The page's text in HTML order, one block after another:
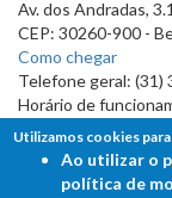
Av. dos Andradas,
CEP: 30260-900 -
Como chegar
Telefone geral: (31)
Horário de
7h às 19h
Utilizamos cookies
Ao utilizar o
política de